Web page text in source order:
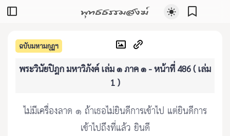
พุทธธรรมสงฆ์
ฉบับมหามกุฏฯ
พระวินัยปิฎก มหาวิภังค์ เล่ม ๑ ภาค ๑ - หน้าที่ 486 ( เล่ม
1 )
ไม่มีเครื่องลาด ๑ ถ้าเธอไม่ยินดีการเข้าไป แต่ยินดีการ
เข้าไปถึงที่แล้ว ยินดี